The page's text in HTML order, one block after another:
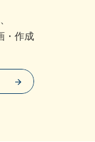
・作成